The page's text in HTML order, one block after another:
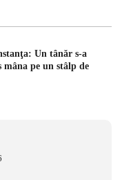
Un tânăr s-a
mâna pe un stâlp de